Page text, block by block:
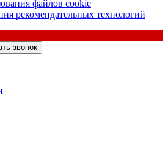
файлов cookie
рекомендательных технологий
звонок